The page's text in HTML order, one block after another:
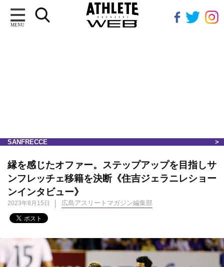
MENU
SANFRECCE
縁を感じたオファー。ステップアップを目指しサ
ンフレッチェ移籍を決断《住吉ジェラニレショー
ンインタビュー》
2023年8月15日 広島アスリートマガジン編集部